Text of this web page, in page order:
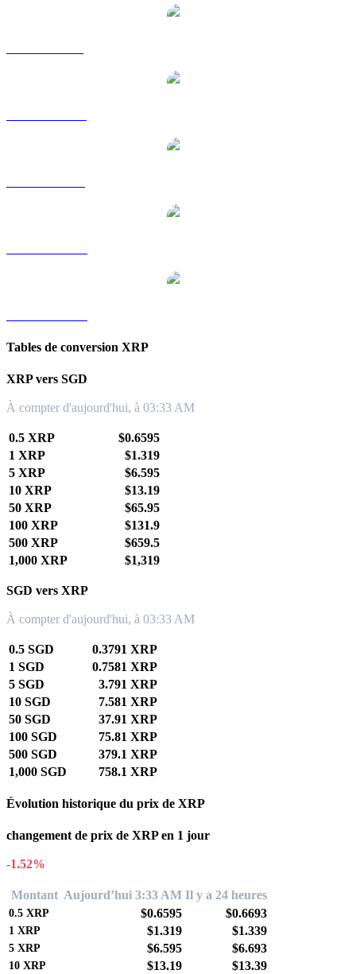
Tables de conversion XRP
XRP vers SGD
À compter d'aujourd'hui, à 03:33 AM
0.5 XRP
$0.6595
1 XRP
$1.319
5 XRP
$6.595
10 XRP
$13.19
50 XRP
$65.95
100 XRP
$131.9
500 XRP
$659.5
1,000 XRP
$1,319
SGD vers XRP
À compter d'aujourd'hui, à 03:33 AM
0.5 SGD
0.3791 XRP
1 SGD
0.7581 XRP
5 SGD
3.791 XRP
10 SGD
7.581 XRP
50 SGD
37.91 XRP
100 SGD
75.81 XRP
500 SGD
379.1 XRP
1,000 SGD
758.1 XRP
Évolution historique du prix de XRP
changement de prix de XRP en 1 jour
-1.52%
Montant Aujourd’hui 3:33 AM Il y a 24 heures
0.5 XRP $0.6595 $0.6693
1 XRP $1.319 $1.339
5 XRP $6.595 $6.693
10 XRP $13.19 $13.39